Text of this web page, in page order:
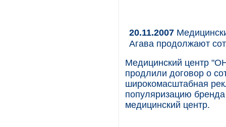
20.11.2007
Агава продолжают
Медицинский центр
продлили договор о
широкомасштабная
популяризацию
медицинский центр.